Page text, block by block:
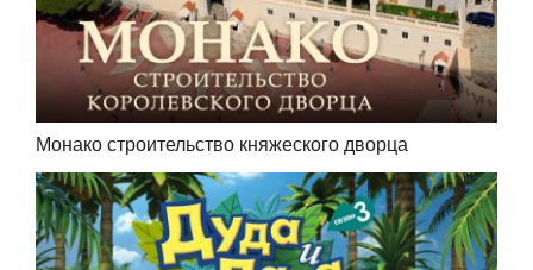
Монако строительство княжеского дворца